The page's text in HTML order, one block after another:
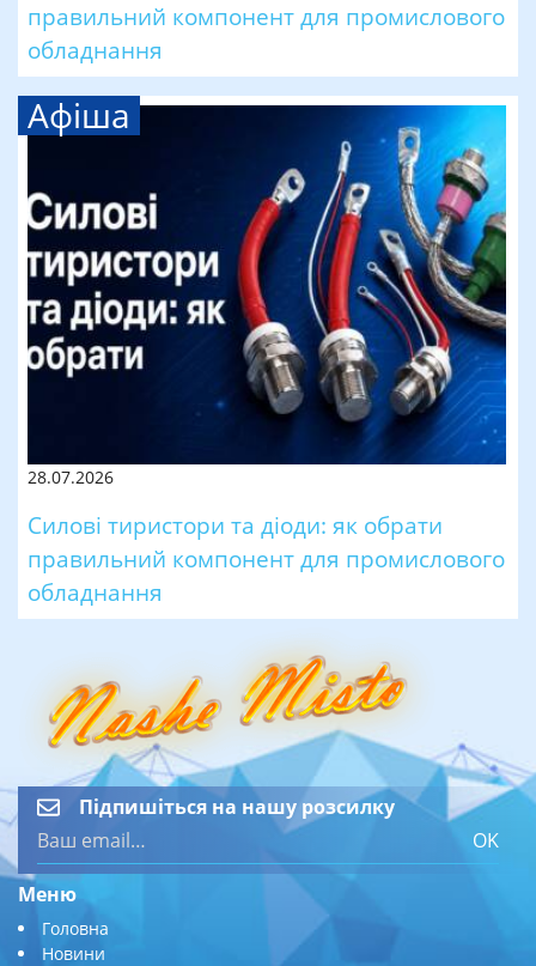
правильний компонент для промислового
обладнання
Афіша
28.07.2026
Силові тиристори та діоди: як обрати
правильний компонент для промислового
обладнання
Підпишіться на нашу розсилку
OK
Меню
Головна
Новини